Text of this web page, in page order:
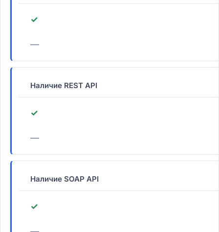
✓
—
Наличие REST API
✓
—
Наличие SOAP API
✓